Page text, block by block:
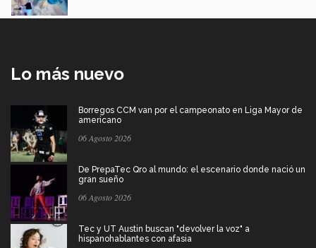
Lo más nuevo
Borregos CCM van por el campeonato en Liga Mayor de
americano
06 Agosto 2026
De PrepaTec Qro al mundo: el escenario donde nació un
gran sueño
06 Agosto 2026
Tec y UT Austin buscan "devolver la voz" a
hispanohablantes con afasia